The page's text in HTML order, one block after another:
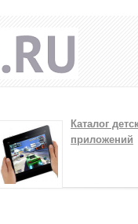
Каталог
приложений